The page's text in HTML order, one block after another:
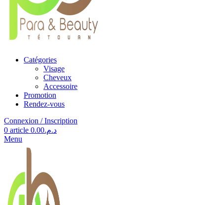
Catégories
Visage
Cheveux
Accessoire
Promotion
Rendez-vous
Connexion / Inscription
0 article د.م.0.00
Menu